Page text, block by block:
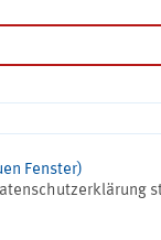
Fenster)